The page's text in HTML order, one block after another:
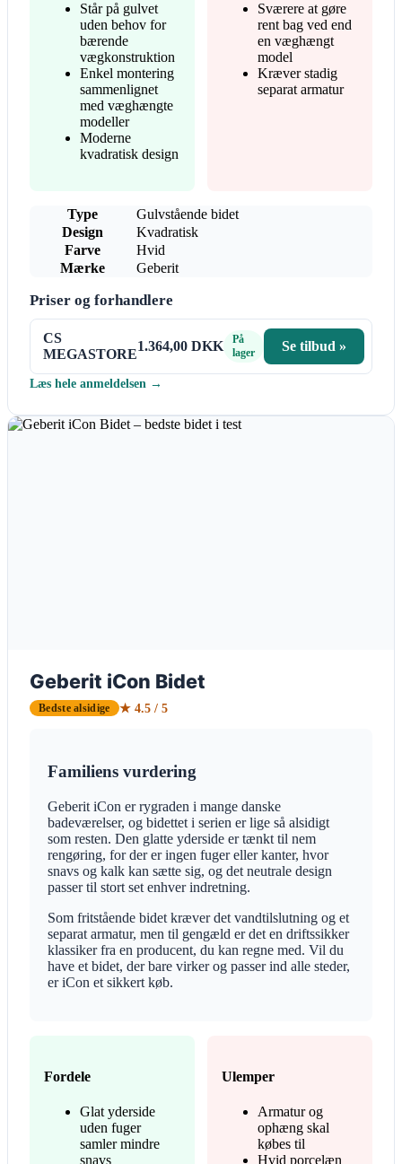
Står på gulvet
uden behov for
bærende
vægkonstruktion
Enkel montering
sammenlignet
med væghængte
modeller
Moderne
kvadratisk design
Sværere at gøre
rent bag ved end
en væghængt
model
Kræver stadig
separat armatur
Type
Gulvstående bidet
Design
Kvadratisk
Farve
Hvid
Mærke
Geberit
Priser og forhandlere
CS
MEGASTORE
1.364,00 DKK
På
lager
Se tilbud »
Læs hele anmeldelsen →
Geberit iCon Bidet
Bedste alsidige ★ 4.5 / 5
Familiens vurdering
Geberit iCon er rygraden i mange danske
badeværelser, og bidettet i serien er lige så alsidigt
som resten. Den glatte yderside er tænkt til nem
rengøring, for der er ingen fuger eller kanter, hvor
snavs og kalk kan sætte sig, og det neutrale design
passer til stort set enhver indretning.
Som fritstående bidet kræver det vandtilslutning og et
separat armatur, men til gengæld er det en driftssikker
klassiker fra en producent, du kan regne med. Vil du
have et bidet, der bare virker og passer ind alle steder,
er iCon et sikkert køb.
Fordele
Glat yderside
uden fuger
samler mindre
snavs
Ulemper
Armatur og
ophæng skal
købes til
Hvid porcelæn